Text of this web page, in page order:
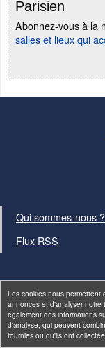
Les cookies nous permettent
annonces et d'analyser notre
également des informations
d'analyse, qui peuvent
fournies ou qu'ils ont
Parisien
Abonnez-vous à la
salles et lieux qui
Qui sommes-nous ?
Flux RSS